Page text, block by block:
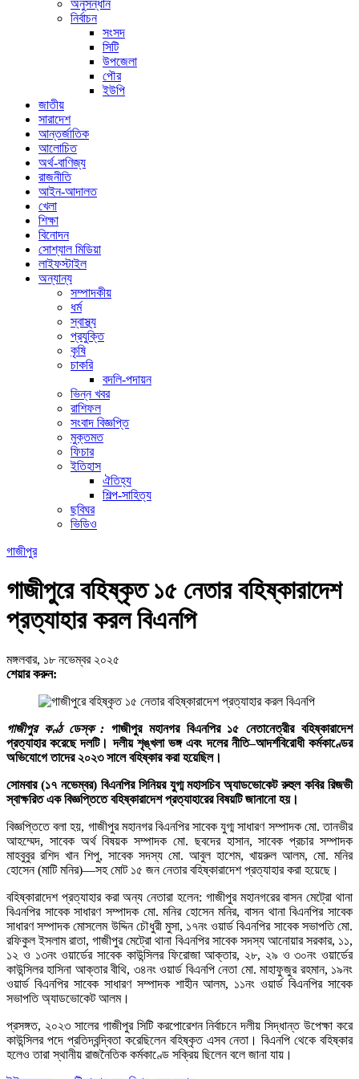
অনুসন্ধান
নির্বাচন
সংসদ
সিটি
উপজেলা
পৌর
ইউপি
জাতীয়
সারাদেশ
আন্তর্জাতিক
আলোচিত
অর্থ-বাণিজ্য
রাজনীতি
আইন-আদালত
খেলা
শিক্ষা
বিনোদন
সোশ্যাল মিডিয়া
লাইফস্টাইল
অন্যান্য
সম্পাদকীয়
ধর্ম
স্বাস্থ্য
প্রযুক্তি
কৃষি
চাকরি
বদলি-পদায়ন
ভিন্ন খবর
রাশিফল
সংবাদ বিজ্ঞপ্তি
মুক্তমত
ফিচার
ইতিহাস
ঐতিহ্য
শিল্প-সাহিত্য
ছবিঘর
ভিডিও
গাজীপুর
গাজীপুরে বহিষ্কৃত ১৫ নেতার বহিষ্কারাদেশ
প্রত্যাহার করল বিএনপি
মঙ্গলবার, ১৮ নভেম্বর ২০২৫
শেয়ার করুন:
গাজীপুর কণ্ঠ ডেস্ক : গাজীপুর মহানগর বিএনপির ১৫ নেতানেত্রীর বহিষ্কারাদেশ
প্রত্যাহার করেছে দলটি। দলীয় শৃঙ্খলা ভঙ্গ এবং দলের নীতি–আদর্শবিরোধী কর্মকাণ্ডের
অভিযোগে তাদের ২০২৩ সালে বহিষ্কার করা হয়েছিল।
সোমবার (১৭ নভেম্বর) বিএনপির সিনিয়র যুগ্ম মহাসচিব অ্যাডভোকেট রুহুল কবির রিজভী
স্বাক্ষরিত এক বিজ্ঞপ্তিতে বহিষ্কারাদেশ প্রত্যাহারের বিষয়টি জানানো হয়।
বিজ্ঞপ্তিতে বলা হয়, গাজীপুর মহানগর বিএনপির সাবেক যুগ্ম সাধারণ সম্পাদক মো. তানভীর
আহম্মেদ, সাবেক অর্থ বিষয়ক সম্পাদক মো. ছবদের হাসান, সাবেক প্রচার সম্পাদক
মাহবুবুর রশিদ খান শিপু, সাবেক সদস্য মো. আবুল হাশেম, খায়রুল আলম, মো. মনির
হোসেন (মাটি মনির)—সহ মোট ১৫ জন নেতার বহিষ্কারাদেশ প্রত্যাহার করা হয়েছে।
বহিষ্কারাদেশ প্রত্যাহার করা অন্য নেতারা হলেন: গাজীপুর মহানগরের বাসন মেট্রো থানা
বিএনপির সাবেক সাধারণ সম্পাদক মো. মনির হোসেন মনির, বাসন থানা বিএনপির সাবেক
সাধারণ সম্পাদক মোসলেম উদ্দিন চৌধুরী মুসা, ১৭নং ওয়ার্ড বিএনপির সাবেক সভাপতি মো.
রফিকুল ইসলাম রাতা, গাজীপুর মেট্রো থানা বিএনপির সাবেক সদস্য আনোয়ার সরকার, ১১,
১২ ও ১৩নং ওয়ার্ডের সাবেক কাউন্সিলর ফিরোজা আক্তার, ২৮, ২৯ ও ৩০নং ওয়ার্ডের
কাউন্সিলর হাসিনা আক্তার বীথি, ৩৪নং ওয়ার্ড বিএনপি নেতা মো. মাহাফুজুর রহমান, ১৯নং
ওয়ার্ড বিএনপির সাবেক সাধারণ সম্পাদক শাহীন আলম, ১১নং ওয়ার্ড বিএনপির সাবেক
সভাপতি অ্যাডভোকেট আলম।
প্রসঙ্গত, ২০২৩ সালের গাজীপুর সিটি করপোরেশন নির্বাচনে দলীয় সিদ্ধান্ত উপেক্ষা করে
কাউন্সিলর পদে প্রতিদ্বন্দ্বিতা করেছিলেন বহিষ্কৃত এসব নেতা। বিএনপি থেকে বহিষ্কার
হলেও তারা স্থানীয় রাজনৈতিক কর্মকাণ্ডে সক্রিয় ছিলেন বলে জানা যায়।